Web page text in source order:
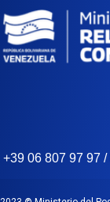
+39 06 807 97 97